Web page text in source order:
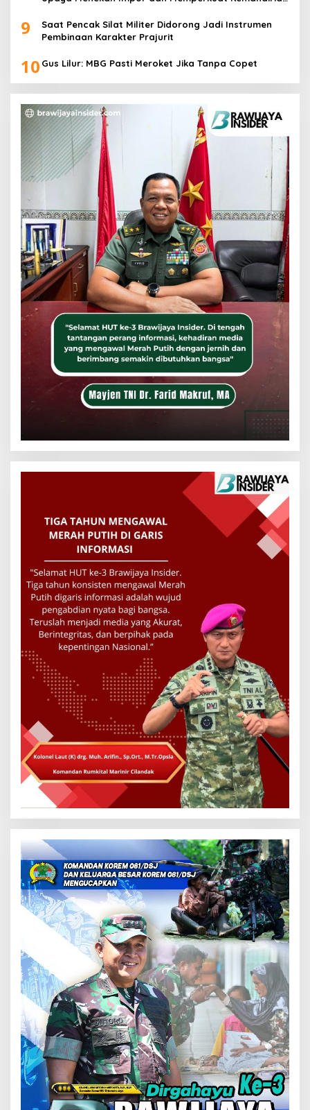
9
Saat Pencak Silat Militer Didorong Jadi Instrumen
Pembinaan Karakter Prajurit
10 Gus Lilur: MBG Pasti Meroket Jika Tanpa Copet